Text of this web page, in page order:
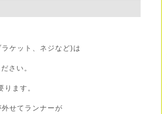
ケット、ネジなど)は
さい。
ます。
せてランナーが